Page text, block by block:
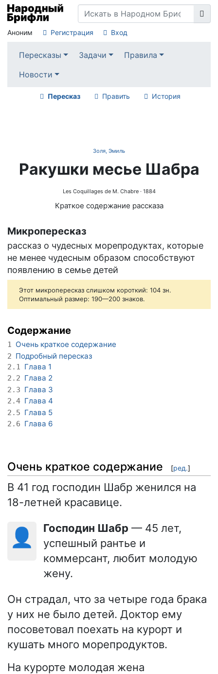
Аноним Регистрация Вход
Пересказы Задачи
Правила
Новости
Пересказ Править История
Золя, Эмиль
Ракушки месье Шабра
Les Coquillages de M. Chabre· 1884
Краткое содержание рассказа
Микропересказ
рассказ о чудесных морепродуктах, которые
не менее чудесным образом способствуют
появлению в семье детей
Этот микропересказ слишком короткий: 104 зн.
Оптимальный размер: 190—200 знаков.
Содержание
1 Очень краткое содержание
2 Подробный пересказ
2.1 Глава 1
2.2 Глава 2
2.3 Глава 3
2.4 Глава 4
2.5 Глава 5
2.6 Глава 6
Очень краткое содержание [ред.]
В 41 год господин Шабр женился на
18-летней красавице.
👤 Господин Шабр — 45 лет,
успешный рантье и
коммерсант, любит молодую
жену.
Он страдал, что за четыре года брака
у них не было детей. Доктор ему
посоветовал поехать на курорт и
кушать много морепродуктов.
На курорте молодая жена